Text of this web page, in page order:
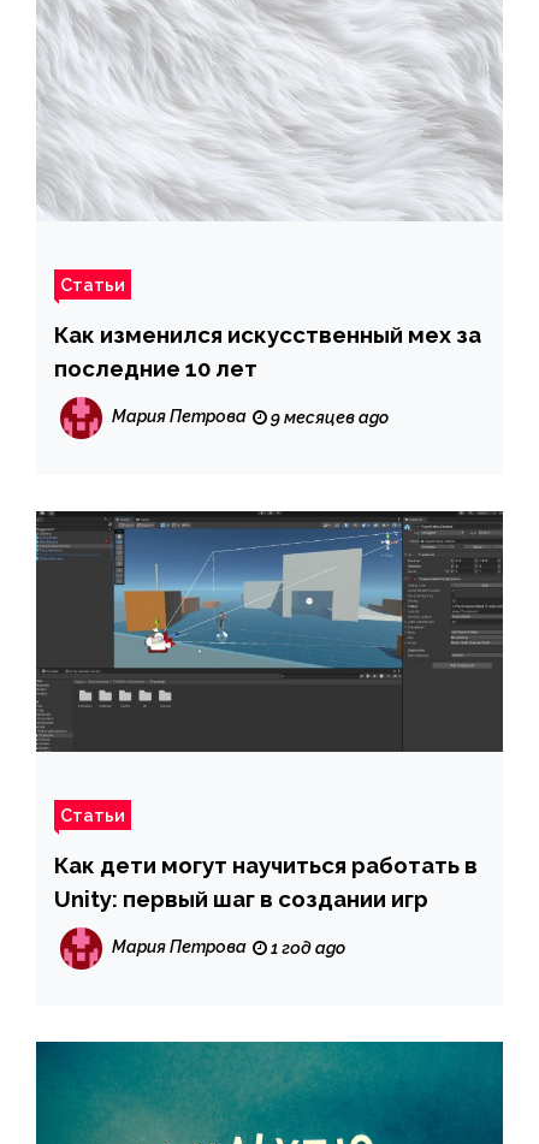
Статьи
Как изменился искусственный мех за
последние 10 лет
Мария Петрова 9 месяцев ago
Статьи
Как дети могут научиться работать в
Unity: первый шаг в создании игр
Мария Петрова 1 год ago